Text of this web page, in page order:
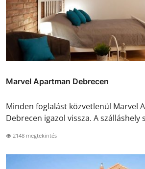
Marvel Apartman Debrecen
Minden foglalást közvetlenül Marvel
Debrecen igazol vissza. A szálláshely
2148 megtekintés